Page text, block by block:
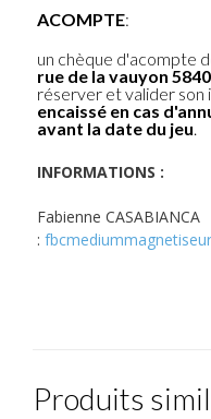
ACOMPTE:
un chèque d'acompte
rue de la vauyon
réserver et valider son
encaissé en cas
avant la date du jeu.
INFORMATIONS :
Fabienne CASABIANCA
:
Produits